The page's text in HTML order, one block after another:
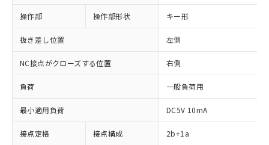
操作部 操作部形状 キー形
抜き差し位置 左側
NC接点がクローズする位置 右側
負荷 一般負荷用
最小適用負荷 DC5V 10mA
接点定格 接点構成 2b+1a